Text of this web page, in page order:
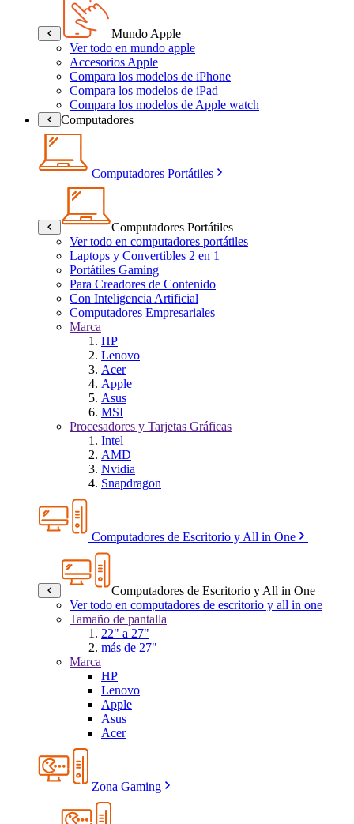
Mundo Apple
Ver todo en mundo apple
Accesorios Apple
Compara los modelos de iPhone
Compara los modelos de iPad
Compara los modelos de Apple watch
Computadores
Computadores Portátiles
Computadores Portátiles
Ver todo en computadores portátiles
Laptops y Convertibles 2 en 1
Portátiles Gaming
Para Creadores de Contenido
Con Inteligencia Artificial
Computadores Empresariales
Marca
HP
Lenovo
Acer
Apple
Asus
MSI
Procesadores y Tarjetas Gráficas
Intel
AMD
Nvidia
Snapdragon
Computadores de Escritorio y All in One
Computadores de Escritorio y All in One
Ver todo en computadores de escritorio y all in one
Tamaño de pantalla
22" a 27"
más de 27"
Marca
HP
Lenovo
Apple
Asus
Acer
Zona Gaming